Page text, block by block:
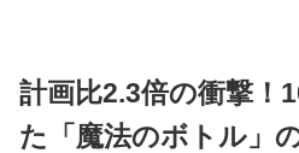
計画比2.3倍の衝撃！
た「魔法のボトル」